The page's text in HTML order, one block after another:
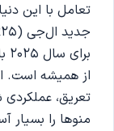
تعامل با این
از همیشه است.
تعریق، عملکردی
منوها را بسیار